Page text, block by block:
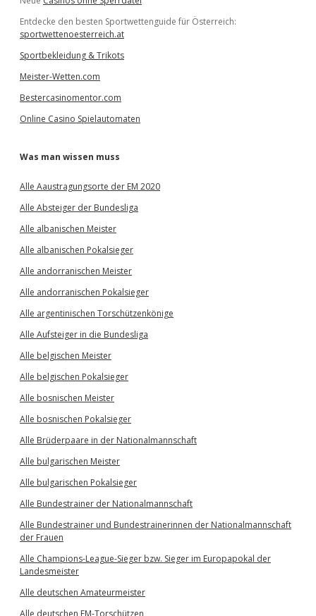
Entdecke den besten Sportwettenguide für Österreich:
sportwettenoesterreich.at
Sportbekleidung & Trikots
Meister-Wetten.com
Bestercasinomentor.com
Online Casino Spielautomaten
Was man wissen muss
Alle Aaustragungsorte der EM 2020
Alle Absteiger der Bundesliga
Alle albanischen Meister
Alle albanischen Pokalsieger
Alle andorranischen Meister
Alle andorranischen Pokalsieger
Alle argentinischen Torschützenkönige
Alle Aufsteiger in die Bundesliga
Alle belgischen Meister
Alle belgischen Pokalsieger
Alle bosnischen Meister
Alle bosnischen Pokalsieger
Alle Brüderpaare in der Nationalmannschaft
Alle bulgarischen Meister
Alle bulgarischen Pokalsieger
Alle Bundestrainer der Nationalmannschaft
Alle Bundestrainer und Bundestrainerinnen der Nationalmannschaft
der Frauen
Alle Champions-League-Sieger bzw. Sieger im Europapokal der
Landesmeister
Alle deutschen Amateurmeister
Alle deutschen EM-Torschützen